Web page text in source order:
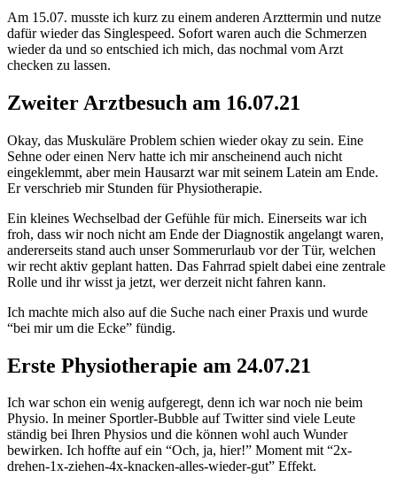
Am 15.07. musste ich kurz zu einem anderen Arzttermin und nutze
dafür wieder das Singlespeed. Sofort waren auch die Schmerzen
wieder da und so entschied ich mich, das nochmal vom Arzt
checken zu lassen.
Zweiter Arztbesuch am 16.07.21
Okay, das Muskuläre Problem schien wieder okay zu sein. Eine
Sehne oder einen Nerv hatte ich mir anscheinend auch nicht
eingeklemmt, aber mein Hausarzt war mit seinem Latein am Ende.
Er verschrieb mir Stunden für Physiotherapie.
Ein kleines Wechselbad der Gefühle für mich. Einerseits war ich
froh, dass wir noch nicht am Ende der Diagnostik angelangt waren,
andererseits stand auch unser Sommerurlaub vor der Tür, welchen
wir recht aktiv geplant hatten. Das Fahrrad spielt dabei eine zentrale
Rolle und ihr wisst ja jetzt, wer derzeit nicht fahren kann.
Ich machte mich also auf die Suche nach einer Praxis und wurde
“bei mir um die Ecke” fündig.
Erste Physiotherapie am 24.07.21
Ich war schon ein wenig aufgeregt, denn ich war noch nie beim
Physio. In meiner Sportler-Bubble auf Twitter sind viele Leute
ständig bei Ihren Physios und die können wohl auch Wunder
bewirken. Ich hoffte auf ein “Och, ja, hier!” Moment mit “2x-
drehen-1x-ziehen-4x-knacken-alles-wieder-gut” Effekt.